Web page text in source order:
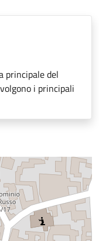
principale del
i principali